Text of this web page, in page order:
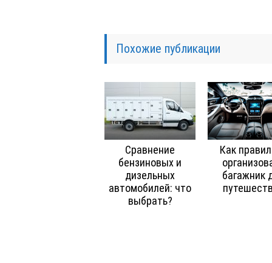
Похожие публикации
Сравнение
бензиновых и
дизельных
автомобилей: что
выбрать?
Как
багажник